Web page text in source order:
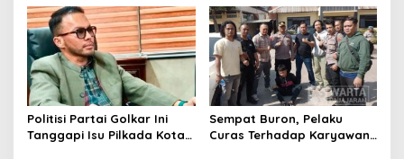
Pembinaan
Kasus Narkoba
Politisi Partai Golkar Ini
Tanggapi Isu Pilkada Kota
Sempat Buron, Pelaku
Curas Terhadap Karyawan